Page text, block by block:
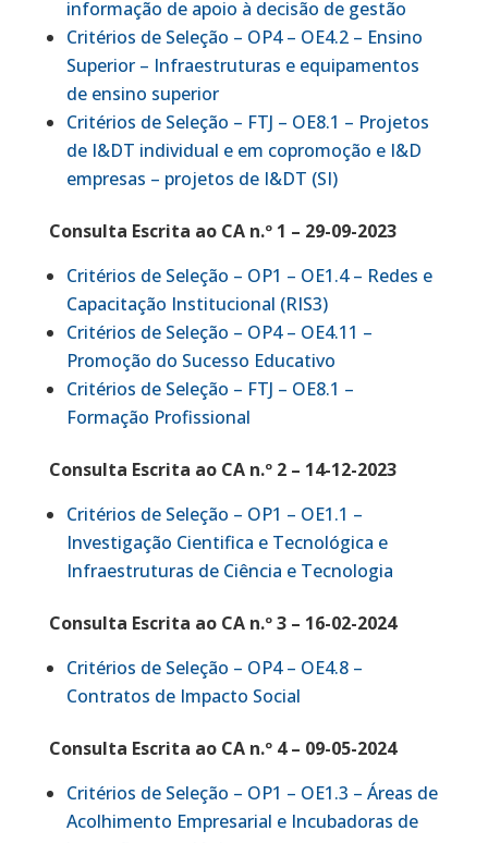
informação de apoio à decisão de gestão
Critérios de Seleção – OP4 – OE4.2 – Ensino
Superior – Infraestruturas e equipamentos
de ensino superior
Critérios de Seleção – FTJ – OE8.1 – Projetos
de I&DT individual e em copromoção e I&D
empresas – projetos de I&DT (SI)
Consulta Escrita ao CA n.º 1 – 29-09-2023
Critérios de Seleção – OP1 – OE1.4 – Redes e
Capacitação Institucional (RIS3)
Critérios de Seleção – OP4 – OE4.11 –
Promoção do Sucesso Educativo
Critérios de Seleção – FTJ – OE8.1 –
Formação Profissional
Consulta Escrita ao CA n.º 2 – 14-12-2023
Critérios de Seleção – OP1 – OE1.1 –
Investigação Cientifica e Tecnológica e
Infraestruturas de Ciência e Tecnologia
Consulta Escrita ao CA n.º 3 – 16-02-2024
Critérios de Seleção – OP4 – OE4.8 –
Contratos de Impacto Social
Consulta Escrita ao CA n.º 4 – 09-05-2024
Critérios de Seleção – OP1 – OE1.3 – Áreas de
Acolhimento Empresarial e Incubadoras de